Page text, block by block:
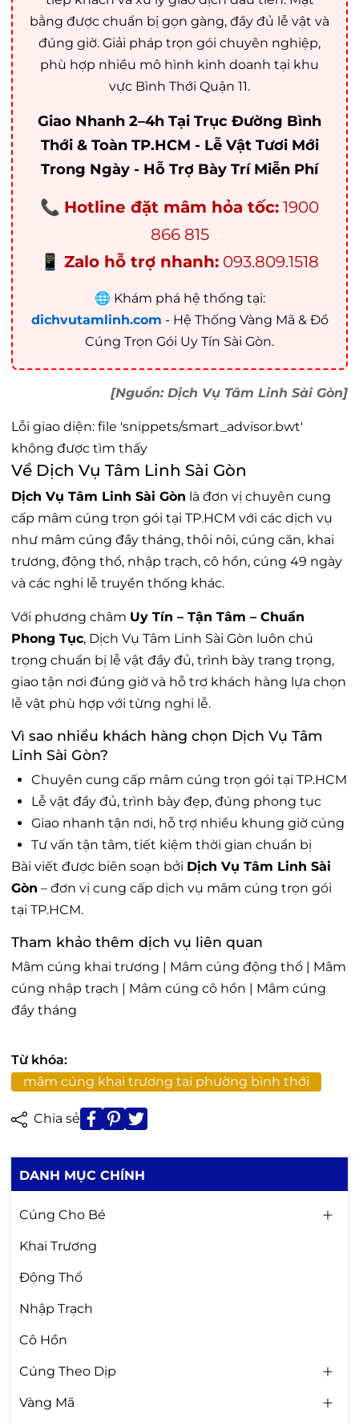
bằng được chuẩn bị gọn gàng, đầy đủ lễ vật và
đúng giờ. Giải pháp trọn gói chuyên nghiệp,
phù hợp nhiều mô hình kinh doanh tại khu
vực Bình Thới Quận 11.
Giao Nhanh 2–4h Tại Trục Đường Bình
Thới & Toàn TP.HCM - Lễ Vật Tươi Mới
Trong Ngày - Hỗ Trợ Bày Trí Miễn Phí
📞 Hotline đặt mâm hỏa tốc: 1900
866 815
📱 Zalo hỗ trợ nhanh: 093.809.1518
🌐 Khám phá hệ thống tại:
dichvutamlinh.com - Hệ Thống Vàng Mã & Đồ
Cúng Trọn Gói Uy Tín Sài Gòn.
[Nguồn: Dịch Vụ Tâm Linh Sài Gòn]
Lỗi giao diện: file 'snippets/smart_advisor.bwt'
không được tìm thấy
Về Dịch Vụ Tâm Linh Sài Gòn
Dịch Vụ Tâm Linh Sài Gòn là đơn vị chuyên cung
cấp mâm cúng trọn gói tại TP.HCM với các dịch vụ
như mâm cúng đầy tháng, thôi nôi, cúng căn, khai
trương, động thổ, nhập trạch, cô hồn, cúng 49 ngày
và các nghi lễ truyền thống khác.
Với phương châm Uy Tín – Tận Tâm – Chuẩn
Phong Tục, Dịch Vụ Tâm Linh Sài Gòn luôn chú
trọng chuẩn bị lễ vật đầy đủ, trình bày trang trọng,
giao tận nơi đúng giờ và hỗ trợ khách hàng lựa chọn
lễ vật phù hợp với từng nghi lễ.
Vì sao nhiều khách hàng chọn Dịch Vụ Tâm
Linh Sài Gòn?
Chuyên cung cấp mâm cúng trọn gói tại TP.HCM
Lễ vật đầy đủ, trình bày đẹp, đúng phong tục
Giao nhanh tận nơi, hỗ trợ nhiều khung giờ cúng
Tư vấn tận tâm, tiết kiệm thời gian chuẩn bị
Bài viết được biên soạn bởi Dịch Vụ Tâm Linh Sài
Gòn – đơn vị cung cấp dịch vụ mâm cúng trọn gói
tại TP.HCM.
Tham khảo thêm dịch vụ liên quan
Mâm cúng khai trương | Mâm cúng động thổ | Mâm
cúng nhập trạch | Mâm cúng cô hồn | Mâm cúng
đầy tháng
Từ khóa:
mâm cúng khai trương tại phường bình thới
Chia sẻ
DANH MỤC CHÍNH
Cúng Cho Bé
Khai Trương
Động Thổ
Nhập Trạch
Cô Hồn
Cúng Theo Dịp
Vàng Mã